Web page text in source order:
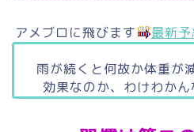
アメブロに飛びます 最新
雨が続くと何故か体重が
効果なのか、わけわかん